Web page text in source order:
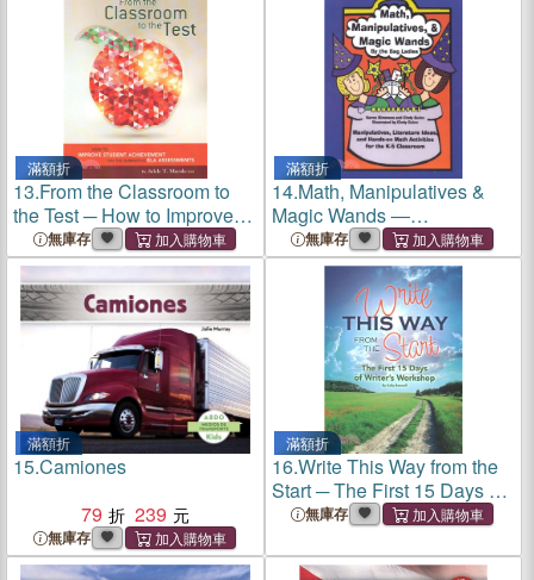
滿額折
13.From the Classroom to
the Test ─ How to Improve
Student Achievement on the
Summative ELA
Assessments
無庫存
滿額折
14.Math, Manipulatives &
Magic Wands ―
Manipulatives, Literature
Ideas, and Hands-On Math
Activities for the K-5
Classroom
無庫存
滿額折
15.Camiones
79
239
無庫存
滿額折
16.Write This Way from the
Start ─ The First 15 Days of
Writer's Workshop
無庫存